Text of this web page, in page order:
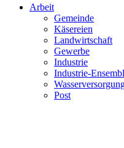
Arbeit
Gemeinde
Käsereien
Landwirtschaft
Gewerbe
Industrie
Industrie-
Post